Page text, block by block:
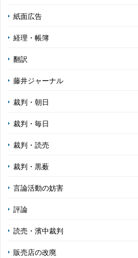
紙面広告
経理・帳簿
翻訳
藤井ジャーナル
裁判・朝日
裁判・毎日
裁判・読売
裁判・黒薮
言論活動の妨害
評論
読売・濱中裁判
販売店の改廃